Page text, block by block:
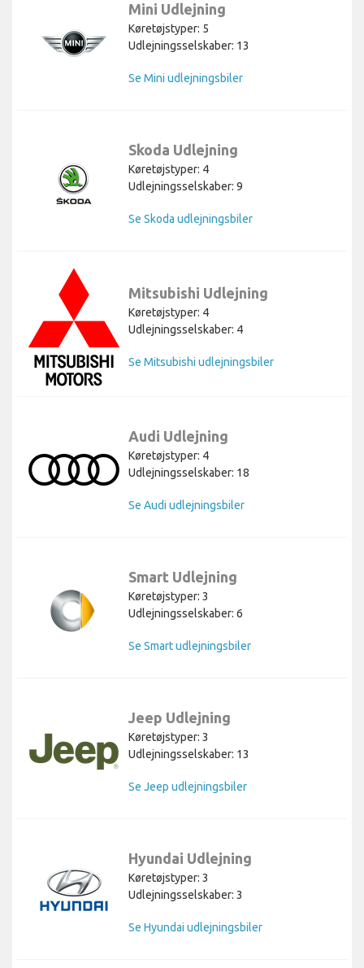
Mini Udlejning
Køretøjstyper: 5
Udlejningsselskaber: 13
Se Mini udlejningsbiler
Skoda Udlejning
Køretøjstyper: 4
Udlejningsselskaber: 9
Se Skoda udlejningsbiler
Mitsubishi Udlejning
Køretøjstyper: 4
Udlejningsselskaber: 4
Se Mitsubishi udlejningsbiler
Audi Udlejning
Køretøjstyper: 4
Udlejningsselskaber: 18
Se Audi udlejningsbiler
Smart Udlejning
Køretøjstyper: 3
Udlejningsselskaber: 6
Se Smart udlejningsbiler
Jeep Udlejning
Køretøjstyper: 3
Udlejningsselskaber: 13
Se Jeep udlejningsbiler
Hyundai Udlejning
Køretøjstyper: 3
Udlejningsselskaber: 3
Se Hyundai udlejningsbiler